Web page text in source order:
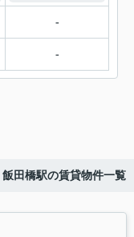
-
-
田橋駅の賃貸物件一覧